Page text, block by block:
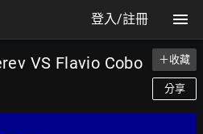
登入/註冊
VS Flavio Cobo
＋收藏
分享